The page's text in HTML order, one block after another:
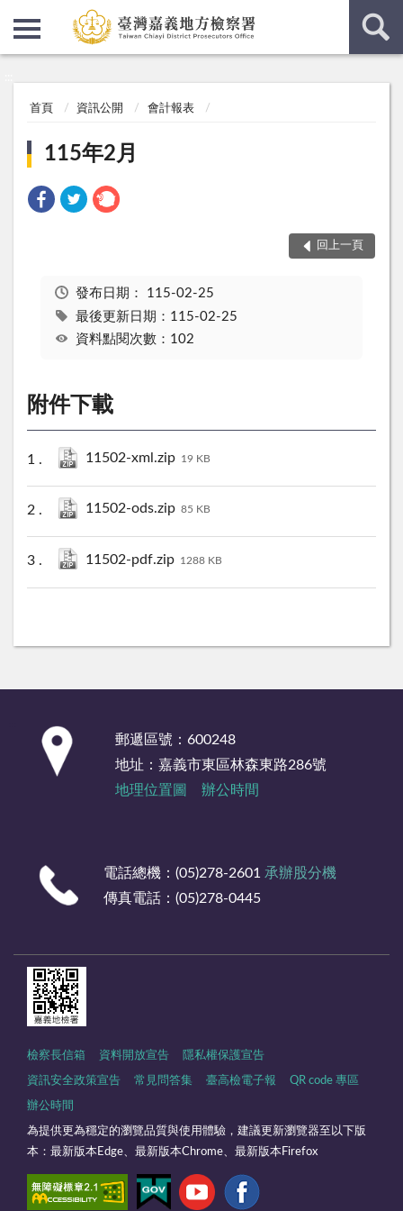
首頁 資訊公開 會計報表
115年2月
回上一頁
發布日期： 115-02-25
最後更新日期：115-02-25
資料點閱次數：102
附件下載
11502-xml.zip 19 KB
11502-ods.zip 85 KB
11502-pdf.zip 1288 KB
郵遞區號：600248
地址：嘉義市東區林森東路286號
地理位置圖
辦公時間
電話總機：(05)278-2601 承辦股分機
傳真電話：(05)278-0445
檢察長信箱 資料開放宣告 隱私權保護宣告
資訊安全政策宣告 常見問答集 臺高檢電子報 QR code 專區
辦公時間
為提供更為穩定的瀏覽品質與使用體驗，建議更新瀏覽器至以下版
本：最新版本Edge、最新版本Chrome、最新版本Firefox